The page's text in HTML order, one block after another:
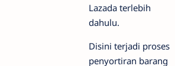
Lazada terlebih
dahulu.
Disini terjadi proses
penyortiran barang